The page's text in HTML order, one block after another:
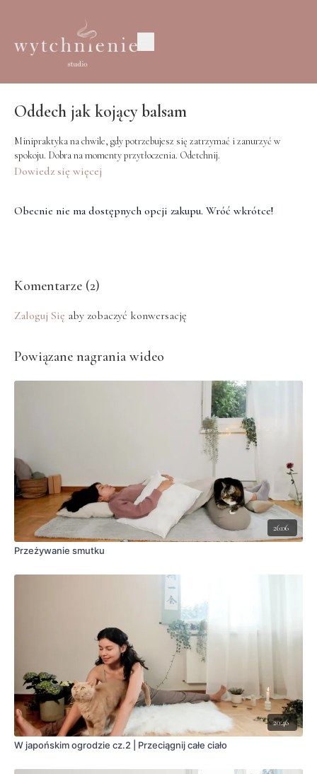
Oddech jak kojący balsam
Minipraktyka na chwile, gdy potrzebujesz się zatrzymać i zanurzyć w
spokoju. Dobra na momenty przytłoczenia. Odetchnij.
Dowiedz się więcej
Obecnie nie ma dostępnych opcji zakupu. Wróć wkrótce!
Komentarze (2)
Zaloguj Się aby zobaczyć konwersację
Powiązane nagrania wideo
26:06
Przeżywanie smutku
20:46
W japońskim ogrodzie cz.2 | Przeciągnij całe ciało